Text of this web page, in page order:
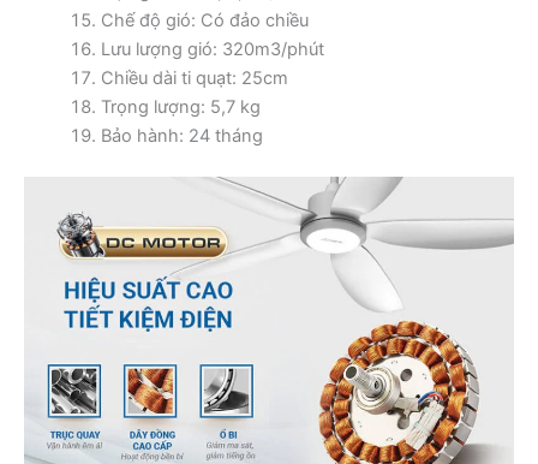
Chế độ gió: Có đảo chiều
Lưu lượng gió: 320m3/phút
Chiều dài ti quạt: 25cm
Trọng lượng: 5,7 kg
Bảo hành: 24 tháng